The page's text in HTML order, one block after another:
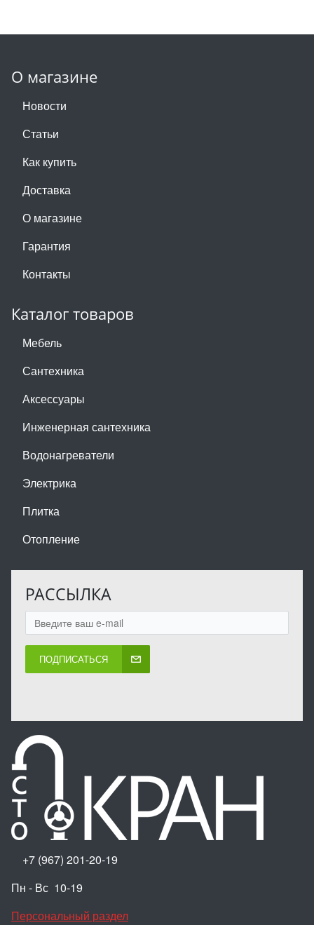
О магазине
Новости
Статьи
Как купить
Доставка
О магазине
Гарантия
Контакты
Каталог товаров
Мебель
Сантехника
Аксессуары
Инженерная сантехника
Водонагреватели
Электрика
Плитка
Отопление
РАССЫЛКА
ПОДПИСАТЬСЯ
+7 (967) 201-20-19
Пн - Вс 10-19
Персональный раздел